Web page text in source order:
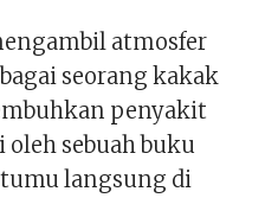
atmosfer
seorang kakak
penyakit
sebuah buku
langsung di